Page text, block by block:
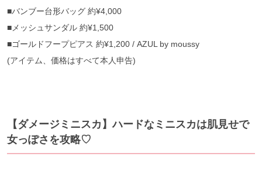
■バンブー台形バッグ 約¥4,000
■メッシュサンダル 約¥1,500
■ゴールドフープピアス 約¥1,200 / AZUL by moussy
(アイテム、価格はすべて本人申告)
【ダメージミニスカ】ハードなミニスカは肌見せで
女っぽさを攻略♡